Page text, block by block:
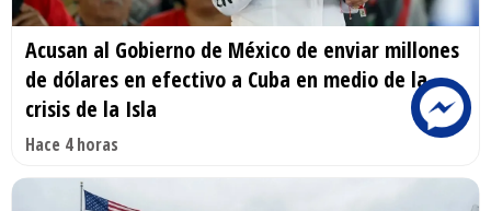
Acusan al Gobierno de México de enviar millones
de dólares en efectivo a Cuba en medio de la
crisis de la Isla
Hace 4 horas